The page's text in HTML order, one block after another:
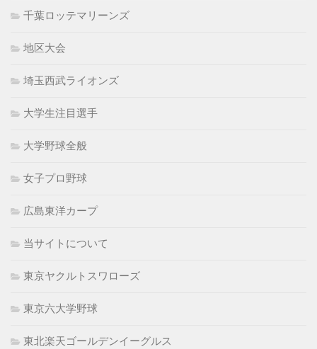
千葉ロッテマリーンズ
地区大会
埼玉西武ライオンズ
大学生注目選手
大学野球全般
女子プロ野球
広島東洋カープ
当サイトについて
東京ヤクルトスワローズ
東京六大学野球
東北楽天ゴールデンイーグルス